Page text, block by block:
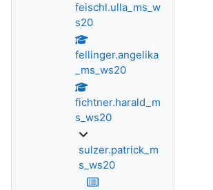
feischl.ulla_ms_w
s20
fellinger.angelika
_ms_ws20
fichtner.harald_m
s_ws20
sulzer.patrick_m
s_ws20